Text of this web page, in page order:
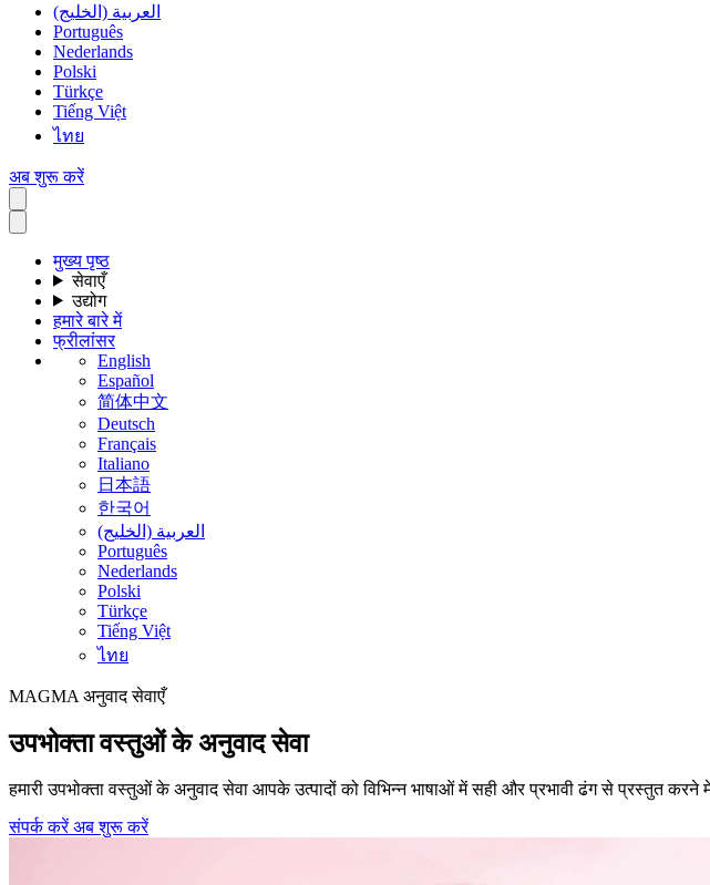
العربية (الخليج)
Português
Nederlands
Polski
Türkçe
Tiếng Việt
ไทย
अब शुरू करें
मुख्य पृष्ठ
सेवाएँ
उद्योग
हमारे बारे में
फ्रीलांसर
English
Español
简体中文
Deutsch
Français
Italiano
日本語
한국어
العربية (الخليج)
Português
Nederlands
Polski
Türkçe
Tiếng Việt
ไทย
MAGMA अनुवाद सेवाएँ
उपभोक्ता वस्तुओं के अनुवाद सेवा
हमारी उपभोक्ता वस्तुओं के अनुवाद सेवा आपके उत्पादों को विभिन्न भाषाओं में सही और प्रभावी ढंग से प्रस्तुत
संपर्क करेंअब शुरू करें